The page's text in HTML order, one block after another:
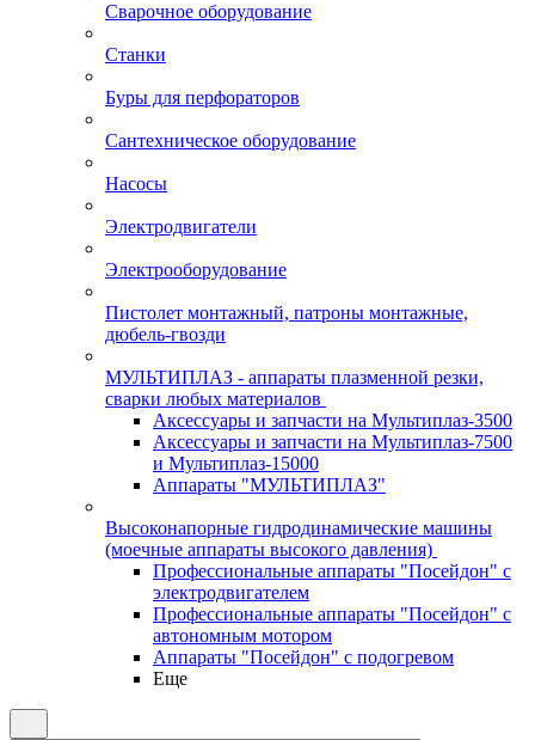
Сварочное оборудование
Станки
Буры для перфораторов
Сантехническое оборудование
Насосы
Электродвигатели
Электрооборудование
Пистолет монтажный, патроны монтажные,
дюбель-гвозди
МУЛЬТИПЛАЗ - аппараты плазменной резки,
сварки любых материалов
Аксессуары и запчасти на Мультиплаз-3500
Аксессуары и запчасти на Мультиплаз-7500
и Мультиплаз-15000
Аппараты "МУЛЬТИПЛАЗ"
Высоконапорные гидродинамические машины
(моечные аппараты высокого давления)
Профессиональные аппараты "Посейдон" с
электродвигателем
Профессиональные аппараты "Посейдон" с
автономным мотором
Аппараты "Посейдон" с подогревом
Еще